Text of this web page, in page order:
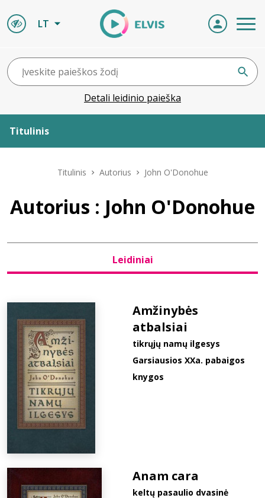
LT
Detali leidinio paieška
Titulinis
Leidiniai
D.U.K.
Titulinis Autorius John O'Donohue
Autorius : John O'Donohue
Leidiniai
Amžinybės
atbalsiai
tikrųjų namų ilgesys
Garsiausios XXa. pabaigos
knygos
Anam cara
keltų pasaulio dvasinė